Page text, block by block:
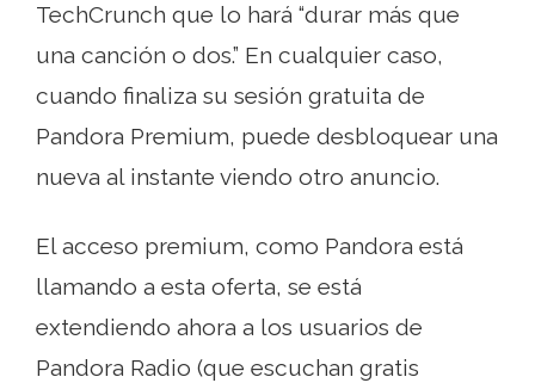
TechCrunch que lo hará “durar más que
una canción o dos.” En cualquier caso,
cuando finaliza su sesión gratuita de
Pandora Premium, puede desbloquear una
nueva al instante viendo otro anuncio.
El acceso premium, como Pandora está
llamando a esta oferta, se está
extendiendo ahora a los usuarios de
Pandora Radio (que escuchan gratis